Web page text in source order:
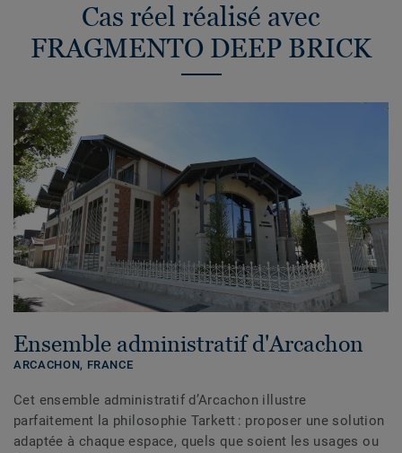
Cas réel réalisé avec
FRAGMENTO DEEP BRICK
Ensemble administratif d'Arcachon
ARCACHON, FRANCE
Cet ensemble administratif d’Arcachon illustre
parfaitement la philosophie Tarkett : proposer une solution
adaptée à chaque espace, quels que soient les usages ou